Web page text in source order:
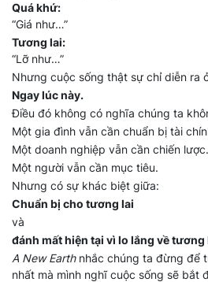
Quá khứ:
“Giá như…”
Tương lai:
“Lỡ như…”
Nhưng cuộc sống thật sự chỉ diễn ra
Ngay lúc này.
Điều đó không có nghĩa chúng ta
Một gia đình vẫn cần chuẩn bị tài
Một doanh nghiệp vẫn cần chiến lược.
Một người vẫn cần mục tiêu.
Nhưng có sự khác biệt giữa:
Chuẩn bị cho tương lai
và
đánh mất hiện tại vì lo lắng về tương
A New Earthnhắc chúng ta đừng để
nhất mà mình nghĩ cuộc sống sẽ bắt